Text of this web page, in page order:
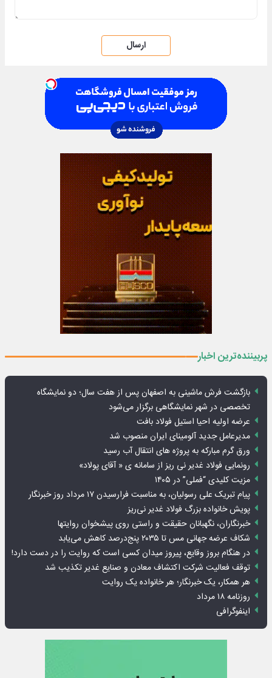
ارسال
پربیننده‌ترین اخبار
بازگشت فرش ماشینی به اصفهان پس از هفت سال؛ دو نمایشگاه
تخصصی در شهر نمایشگاهی برگزار می‌شود
عرضه اولیه احیا استیل فولاد بافت
مدیرعامل جدید آلومینای ایران منصوب شد
ورق گرم مبارکه به پروژه های انتقال آب رسید
رونمایی فولاد غدیر نی ریز از سامانه ی « آقای پولاد»
مزیت کلیدی “فملی” در ۱۴۰۵
پیام تبریک علی رسولیان، به مناسبت فرارسیدن ۱۷ مرداد روز خبرنگار
پویش خانواده بزرگ فولاد غدیر نی‌ریز
خبرنگاران، نگهبانان حقیقت و راستی روی پیشخوان روایت­ها
شکاف عرضه جهانی مس تا ۲۰۳۵ پنج‌درصد کاهش می‌یابد
در هنگام بروز وقایع، پیروز میدان کسی است که روایت را در دست دارد!
توقف فعالیت شرکت اکتشاف معادن و صنایع غدیر تکذیب شد
هر همکار، یک خبرنگار؛ هر خانواده یک روایت
روزنامه ۱۸ مرداد
اینفوگرافی